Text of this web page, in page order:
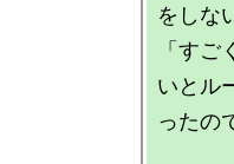
をしな
「す
いとル
ったの